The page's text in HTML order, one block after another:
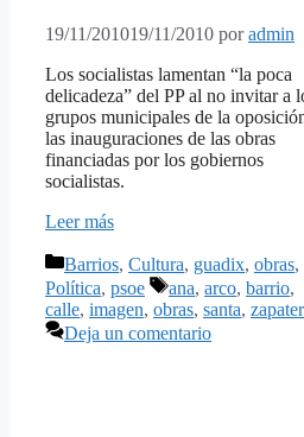
19/11/201019/11/2010 poradmin
Los socialistas lamentan “la poca
delicadeza” del PP al no invitar a
grupos municipales de la
las inauguraciones de las obras
financiadas por los gobiernos
socialistas.
Leer más
Categorías
Barrios, Cultura, guadix, obras,
Política, psoe Etiquetas
ana, arco, barrio,
calle, imagen, obras, santa,
Deja un comentario